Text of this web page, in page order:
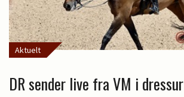
Aktuelt
DR sender live fra VM i dressur